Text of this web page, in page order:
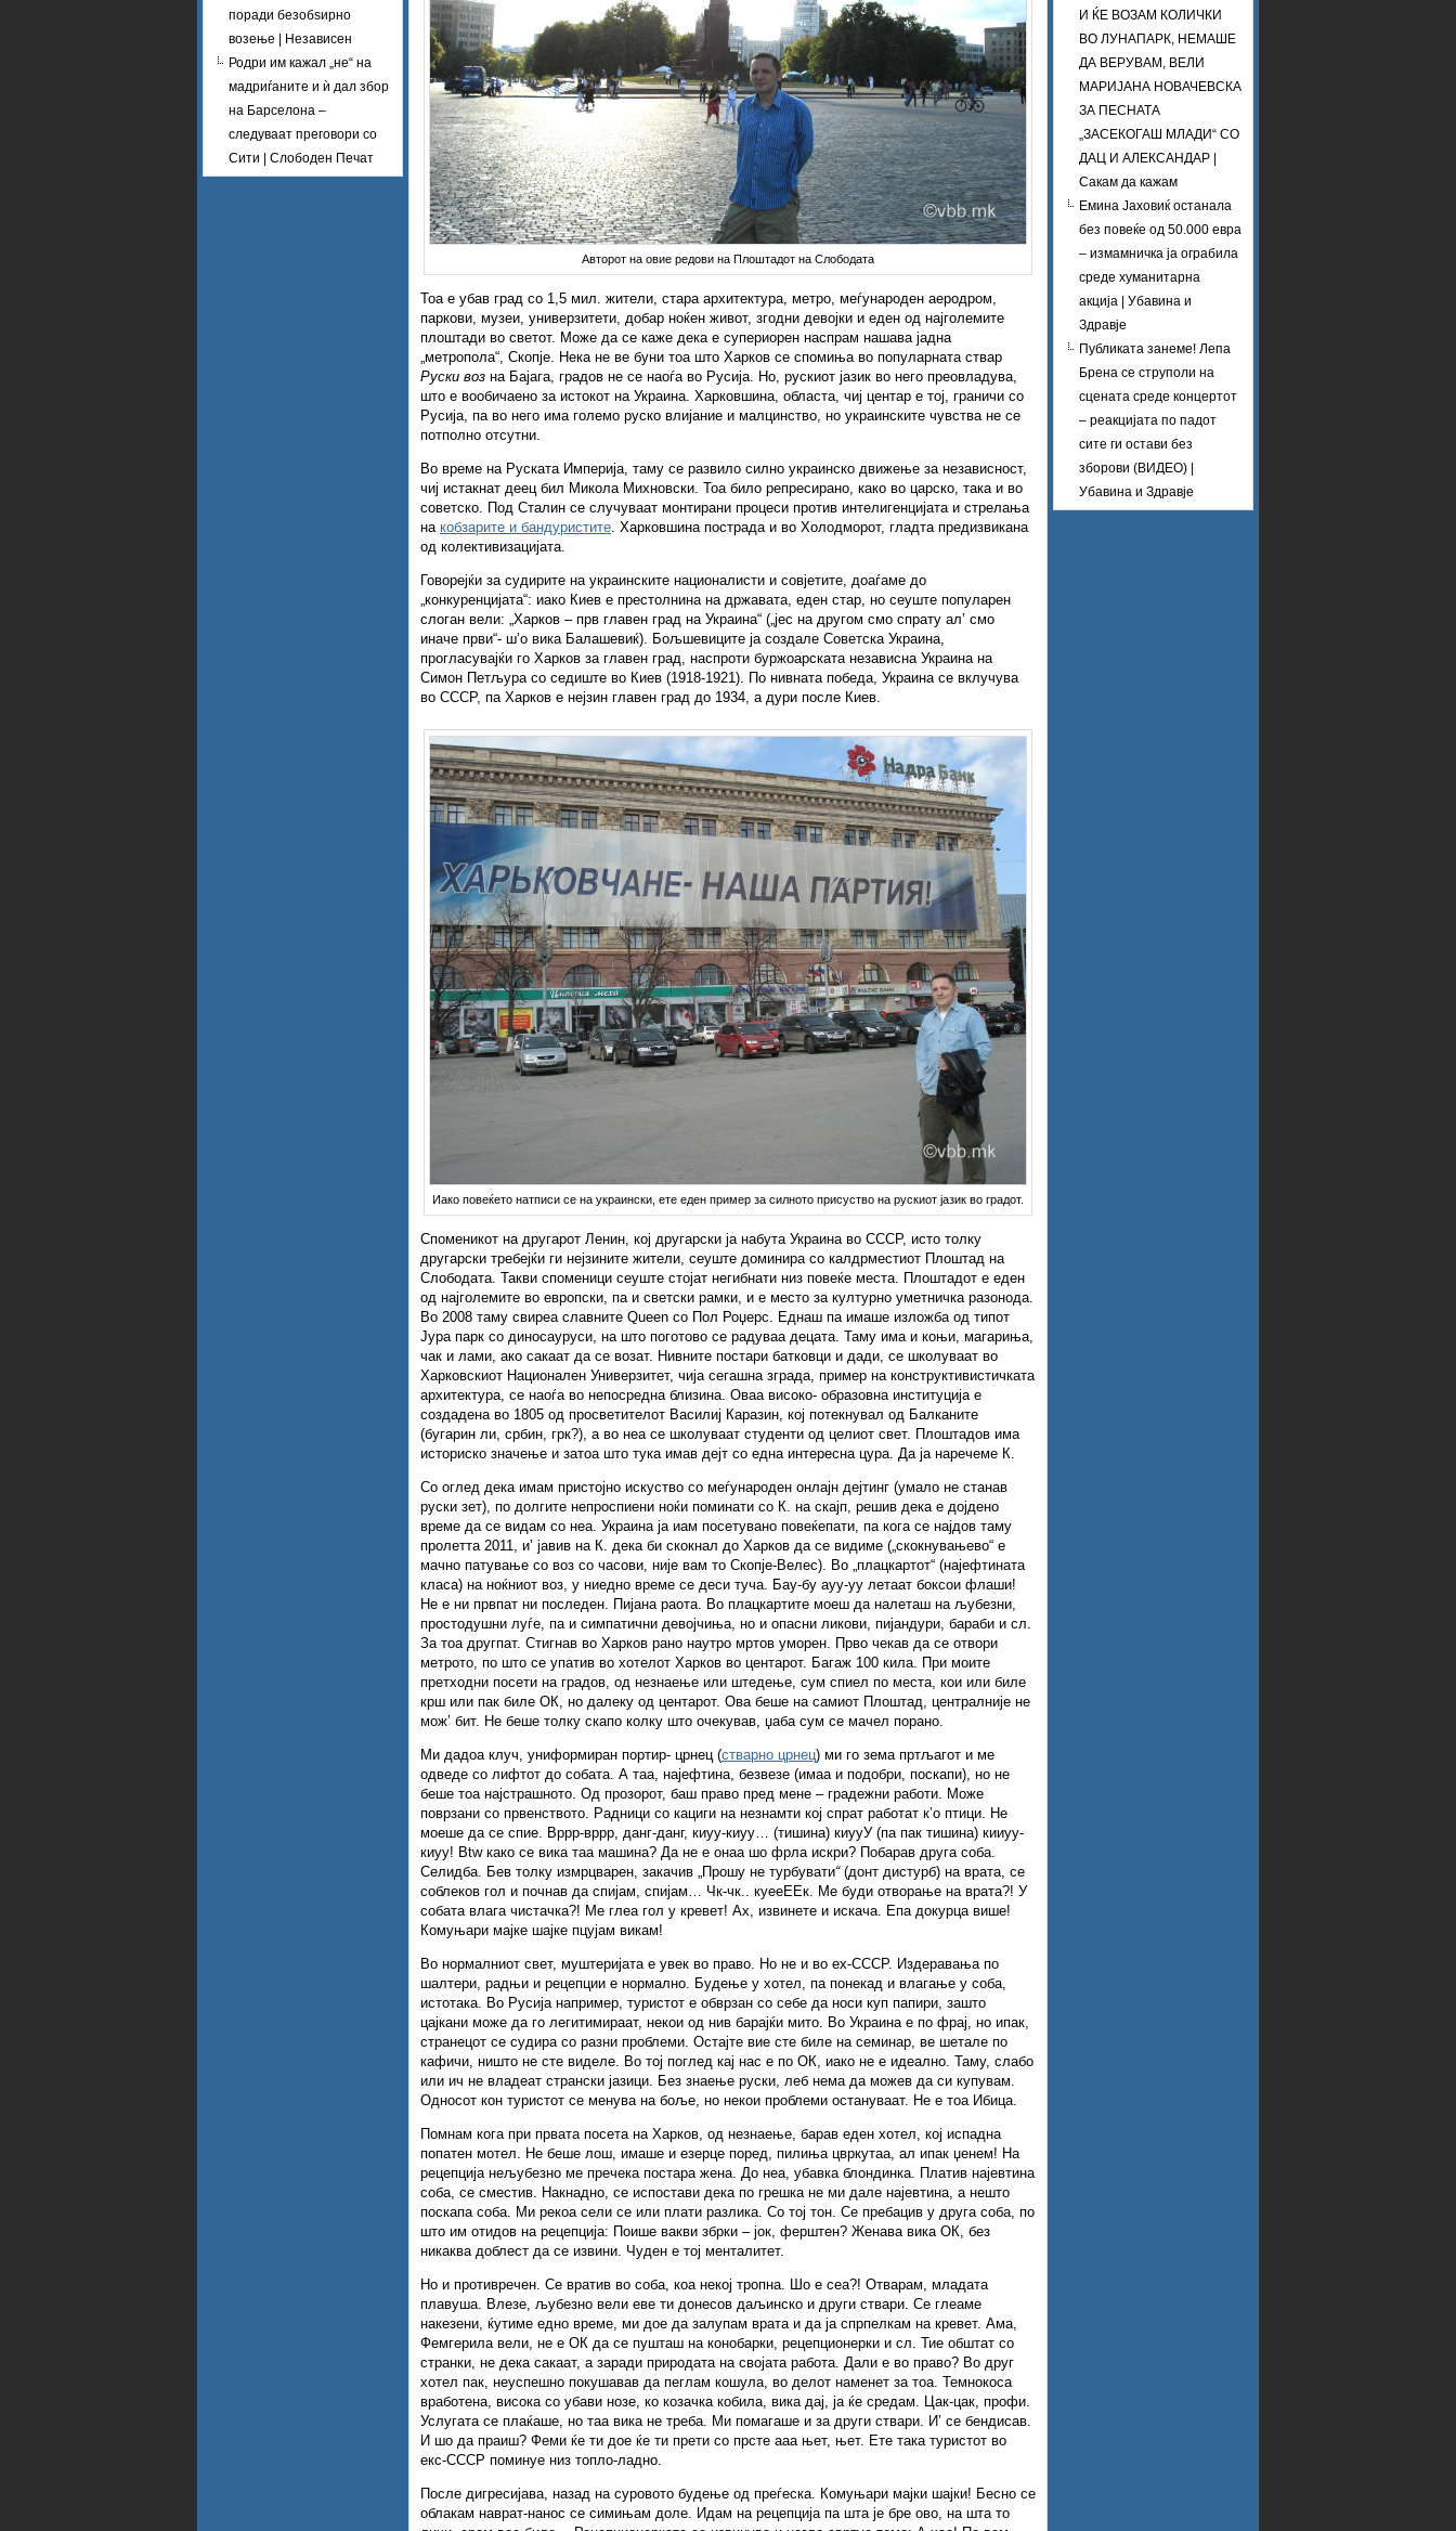
поради безобѕирно
возење | Независен
Родри им кажал „не“ на
мадриѓаните и ѝ дал збор
на Барселона –
следуваат преговори со
Сити | Слободен Печат
Авторот на овие редови на Плоштадот на Слободата
Тоа е убав град со 1,5 мил. жители, стара архитектура, метро, меѓународен аеродром,
паркови, музеи, универзитети, добар ноќен живот, згодни девојки и еден од најголемите
плоштади во светот. Може да се каже дека е супериорен наспрам нашава јадна
„метропола“, Скопје. Нека не ве буни тоа што Харков се спомиња во популарната ствар
Руски воз на Бајага, градов не се наоѓа во Русија. Но, рускиот јазик во него преовладува,
што е вообичаено за истокот на Украина. Харковшина, областа, чиј центар е тој, граничи со
Русија, па во него има големо руско влијание и малцинство, но украинските чувства не се
потполно отсутни.
Во време на Руската Империја, таму се развило силно украинско движење за независност,
чиј истакнат деец бил Микола Михновски. Тоа било репресирано, како во царско, така и во
советско. Под Сталин се случуваат монтирани процеси против интелигенцијата и стрелања
на кобзарите и бандуристите. Харковшина пострада и во Холодморот, гладта предизвикана
од колективизацијата.
Говорејќи за судирите на украинските националисти и совјетите, доаѓаме до
„конкуренцијата“: иако Киев е престолнина на државата, еден стар, но сеуште популарен
слоган вели: „Харков – прв главен град на Украина“ („јес на другом смо спрату ал’ смо
иначе први“- ш’о вика Балашевиќ). Бољшевиците ја создале Советска Украина,
прогласувајќи го Харков за главен град, наспроти буржоарската независна Украина на
Симон Петљура со седиште во Киев (1918-1921). По нивната победа, Украина се вклучува
во СССР, па Харков е нејзин главен град до 1934, а дури после Киев.
Иако повеќето натписи се на украински, ете еден пример за силното присуство на рускиот јазик во градот.
Споменикот на другарот Ленин, кој другарски ја набута Украина во СССР, исто толку
другарски требејќи ги нејзините жители, сеуште доминира со калдрместиот Плоштад на
Слободата. Такви споменици сеуште стојат негибнати низ повеќе места. Плоштадот е еден
од најголемите во европски, па и светски рамки, и е место за културно уметничка разонода.
Во 2008 таму свиреа славните Queen со Пол Роџерс. Еднаш па имаше изложба од типот
Јура парк со диносауруси, на што поготово се радуваа децата. Таму има и коњи, магариња,
чак и лами, ако сакаат да се возат. Нивните постари батковци и дади, се школуваат во
Харковскиот Национален Универзитет, чија сегашна зграда, пример на конструктивистичката
архитектура, се наоѓа во непосредна близина. Оваа високо- образовна институција е
создадена во 1805 од просветителот Василиј Каразин, кој потекнувал од Балканите
(бугарин ли, србин, грк?), а во неа се школуваат студенти од целиот свет. Плоштадов има
историско значење и затоа што тука имав дејт со една интересна цура. Да ја наречеме К.
Со оглед дека имам пристојно искуство со меѓународен онлајн дејтинг (умало не станав
руски зет), по долгите непроспиени ноќи поминати со К. на скајп, решив дека е дојдено
време да се видам со неа. Украина ја иам посетувано повеќепати, па кога се најдов таму
пролетта 2011, и’ јавив на К. дека би скокнал до Харков да се видиме („скокнувањево“ е
мачно патување со воз со часови, није вам то Скопје-Велес). Во „плацкартот“ (најефтината
класа) на ноќниот воз, у ниедно време се деси туча. Бау-бу ауу-уу летаат боксои флаши!
Не е ни првпат ни последен. Пијана раота. Во плацкартите моеш да налеташ на љубезни,
простодушни луѓе, па и симпатични девојчиња, но и опасни ликови, пијандури, бараби и сл.
За тоа другпат. Стигнав во Харков рано наутро мртов уморен. Прво чекав да се отвори
метрото, по што се упатив во хотелот Харков во центарот. Багаж 100 кила. При моите
претходни посети на градов, од незнаење или штедење, сум спиел по места, кои или биле
крш или пак биле ОК, но далеку од центарот. Ова беше на самиот Плоштад, централније не
мож’ бит. Не беше толку скапо колку што очекував, џаба сум се мачел порано.
Ми дадоа клуч, униформиран портир- црнец (стварно црнец) ми го зема пртљагот и ме
одведе со лифтот до собата. А таа, најефтина, безвезе (имаа и подобри, поскапи), но не
беше тоа најстрашното. Од прозорот, баш право пред мене – градежни работи. Може
поврзани со првенството. Радници со кациги на незнамти кој спрат работат к’о птици. Не
моеше да се спие. Вррр-вррр, данг-данг, киуу-киуу… (тишина) киууУ (па пак тишина) кииуу-
киуу! Btw како се вика таа машина? Да не е онаа шо фрла искри? Побарав друга соба.
Селидба. Бев толку измрцварен, закачив „Прошу не турбувати“(донт дистурб) на врата, се
соблеков гол и почнав да спијам, спијам… Чк-чк.. куееЕЕк. Ме буди отворање на врата?! У
собата влага чистачка?! Ме глеа гол у кревет! Ах, извинете и искача. Епа докурца више!
Комуњари мајке шајке пцујам викам!
Во нормалниот свет, муштеријата е увек во право. Но не и во еx-СССР. Издеравања по
шалтери, радњи и рецепции е нормално. Будење у хотел, па понекад и влагање у соба,
истотака. Во Русија например, туристот е обврзан со себе да носи куп папири, зашто
цајкани може да го легитимираат, некои од нив барајќи мито. Во Украина е по фрај, но ипак,
странецот се судира со разни проблеми. Остајте вие сте биле на семинар, ве шетале по
кафичи, ништо не сте виделе. Во тој поглед кај нас е по ОК, иако не е идеално. Таму, слабо
или ич не владеат странски јазици. Без знаење руски, леб нема да можев да си купувам.
Односот кон туристот се менува на боље, но некои проблеми остануваат. Не е тоа Ибица.
Помнам кога при првата посета на Харков, од незнаење, барав еден хотел, кој испадна
попатен мотел. Не беше лош, имаше и езерце поред, пилиња цвркутаа, ал ипак џенем! На
рецепција нељубезно ме пречека постара жена. До неа, убавка блондинка. Платив најевтина
соба, се сместив. Накнадно, се испостави дека по грешка не ми дале најевтина, а нешто
поскапа соба. Ми рекоа сели се или плати разлика. Со тој тон. Се пребацив у друга соба, по
што им отидов на рецепција: Поише вакви збрки – јок, ферштен? Женава вика ОК, без
никаква доблест да се извини. Чуден е тој менталитет.
Но и противречен. Се вратив во соба, коа некој тропна. Шо е сеа?! Отварам, младата
плавуша. Влезе, љубезно вели еве ти донесов даљинско и други ствари. Се глеаме
накезени, ќутиме едно време, ми дое да залупам врата и да ја спрпелкам на кревет. Ама,
Фемгерила вели, не е ОК да се пушташ на конобарки, рецепционерки и сл. Тие обштат со
странки, не дека сакаат, а заради природата на својата работа. Дали е во право? Во друг
хотел пак, неуспешно покушавав да пеглам кошула, во делот наменет за тоа. Темнокоса
вработена, висока со убави нозе, ко козачка кобила, вика дај, ја ќе средам. Цак-цак, профи.
Услугата се плаќаше, но таа вика не треба. Ми помагаше и за други ствари. И’ се бендисав.
И шо да праиш? Феми ќе ти дое ќе ти прети со прсте ааа њет, њет. Ете така туристот во
екс-СССР поминуе низ топло-ладно.
После дигресијава, назад на суровото будење од преѓеска. Комуњари мајки шајки! Бесно се
облакам наврат-нанос се симињам доле. Идам на рецепција па шта је бре ово, на шта то
И ЌЕ ВОЗАМ КОЛИЧКИ
ВО ЛУНАПАРК, НЕМАШЕ
ДА ВЕРУВАМ, ВЕЛИ
МАРИЈАНА НОВАЧЕВСКА
ЗА ПЕСНАТА
„ЗАСЕКОГАШ МЛАДИ“ СО
ДАЦ И АЛЕКСАНДАР |
Сакам да кажам
Емина Јаховиќ останала
без повеќе од 50.000 евра
– измамничка ја ограбила
среде хуманитарна
акција | Убавина и
Здравје
Публиката занеме! Лепа
Брена се струполи на
сцената среде концертот
– реакцијата по падот
сите ги остави без
зборови (ВИДЕО) |
Убавина и Здравје